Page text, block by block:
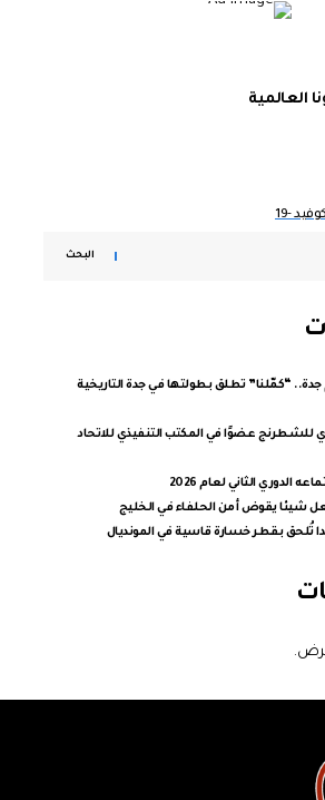
العالمية
-19
البحث
“كمّلنا” تطلق بطولتها في جدة التاريخية
للشطرنج عضوًا في المكتب التنفيذي للاتحاد
الدوري الثاني لعام 2026
شيئا يقوض أمن الحلفاء في الخليج
تُلحق بقطر خسارة قاسية في المونديال